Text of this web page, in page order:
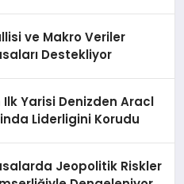
ve Makro Veriler
Destekliyor
Ilk Yarisi Denizden Aracl
Liderligini Korudu
Jeopolitik Riskler